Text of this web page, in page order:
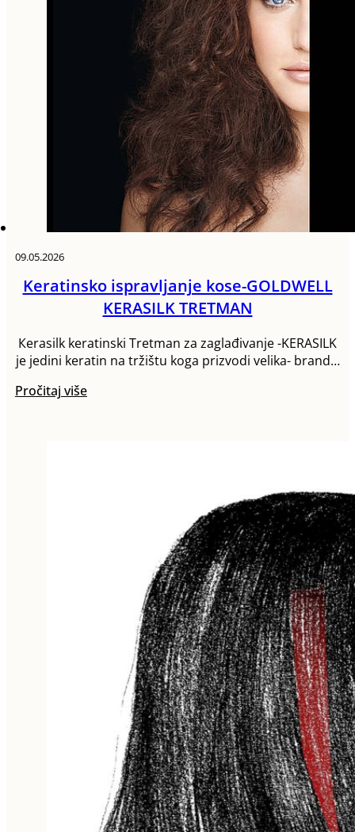
09.05.2026
Keratinsko ispravljanje kose-GOLDWELL
KERASILK TRETMAN
Кerasilk keratinski Tretman za zaglađivanje -KERASILK
je jedini keratin na tržištu koga prizvodi velika- brand…
Pročitaj više